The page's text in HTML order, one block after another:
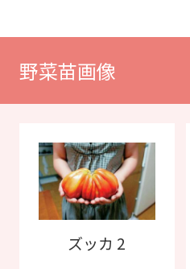
野菜苗画像
ズッカ 2